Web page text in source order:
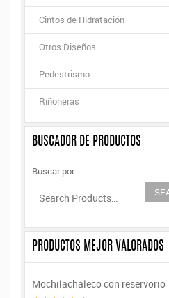
Cintos de Hidratación
Otros Diseños
Pedestrismo
Riñoneras
BUSCADOR DE PRODUCTOS
Buscar por:
PRODUCTOS MEJOR VALORADOS
Mochilachaleco con reservorio